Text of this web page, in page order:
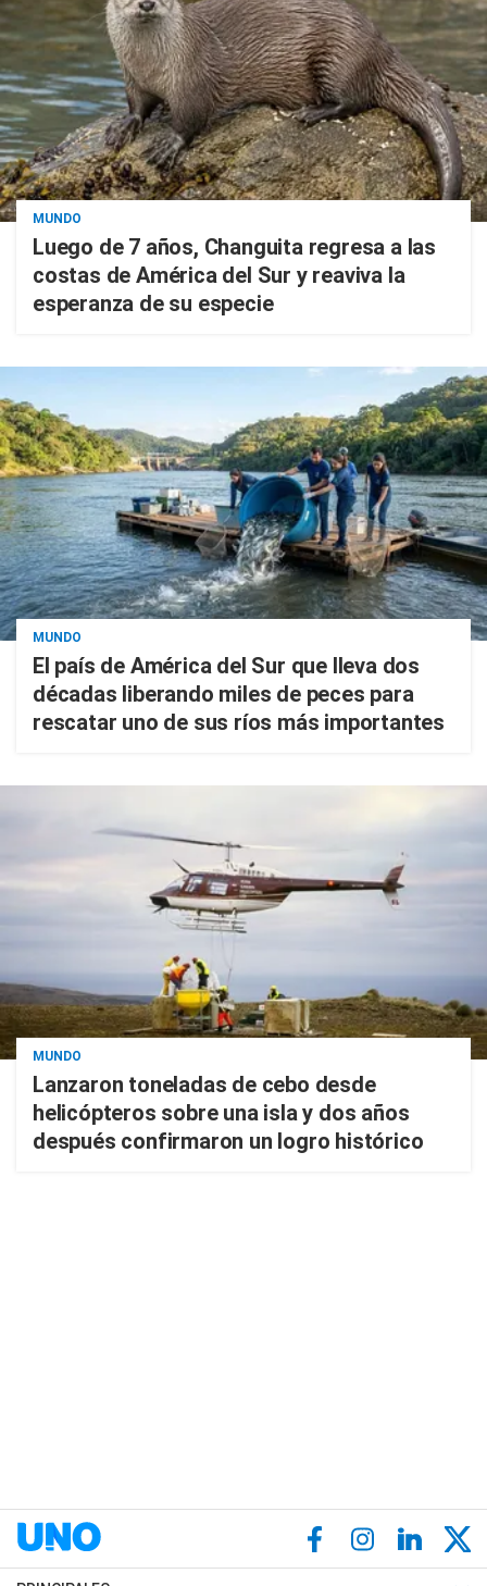
MUNDO
Luego de 7 años, Changuita regresa a las
costas de América del Sur y reaviva la
esperanza de su especie
MUNDO
El país de América del Sur que lleva dos
décadas liberando miles de peces para
rescatar uno de sus ríos más importantes
MUNDO
Lanzaron toneladas de cebo desde
helicópteros sobre una isla y dos años
después confirmaron un logro histórico